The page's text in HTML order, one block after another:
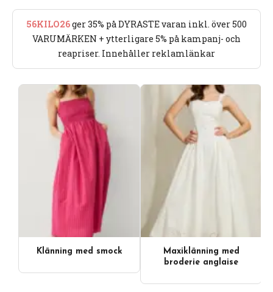
56KILO26ger 35% på DYRASTE varan inkl. över 500
VARUMÄRKEN + ytterligare 5% på kampanj- och
reapriser. Innehåller reklamlänkar
Klänning med smock
Maxiklänning med
broderie anglaise